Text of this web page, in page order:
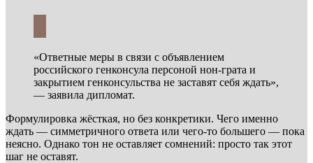
«Ответные меры в связи с объявлением
российского генконсула персоной нон-грата и
закрытием генконсульства не заставят себя ждать»,
— заявила дипломат.
Формулировка жёсткая, но без конкретики. Чего именно
ждать — симметричного ответа или чего-то большего — пока
неясно. Однако тон не оставляет сомнений: просто так этот
шаг не оставят.